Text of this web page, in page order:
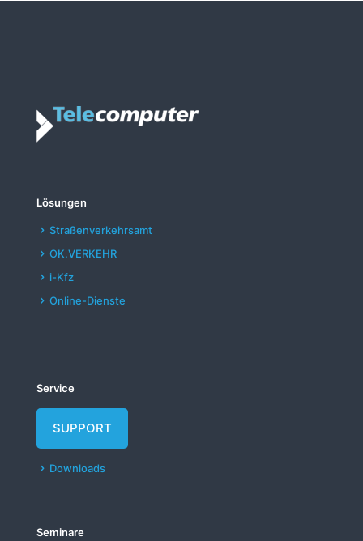
Lösungen
Straßenverkehrsamt
OK.VERKEHR
i-Kfz
Online-Dienste
Service
SUPPORT
Downloads
Seminare